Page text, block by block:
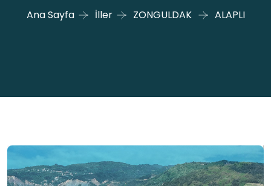
Ana Sayfa İller ZONGULDAK ALAPLI